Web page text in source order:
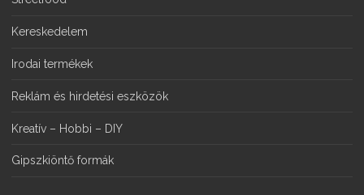
Kereskedelem
Irodai termékek
Reklám és hirdetési eszközök
Kreatív – Hobbi – DIY
Gipszkiöntő formák